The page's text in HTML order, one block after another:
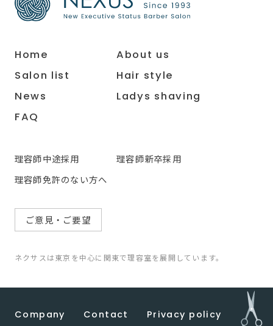
Home
About us
Salon list
Hair style
News
Ladys shaving
FAQ
理容師中途採用
理容師新卒採用
理容師免許のない方へ
ご意見・ご要望
ネクサスは東京を中心に関東で理容室を展開しています。
Company Contact Privacy policy